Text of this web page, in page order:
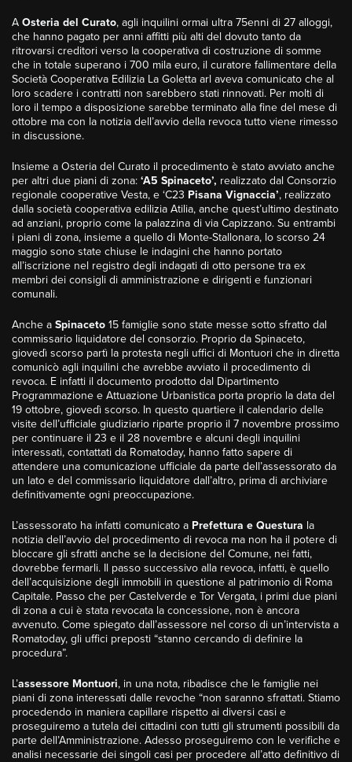
A Osteria del Curato, agli inquilini ormai ultra 75enni di 27 alloggi,
che hanno pagato per anni affitti più alti del dovuto tanto da
ritrovarsi creditori verso la cooperativa di costruzione di somme
che in totale superano i 700 mila euro, il curatore fallimentare della
Società Cooperativa Edilizia La Goletta arl aveva comunicato che al
loro scadere i contratti non sarebbero stati rinnovati. Per molti di
loro il tempo a disposizione sarebbe terminato alla fine del mese di
ottobre ma con la notizia dell’avvio della revoca tutto viene rimesso
in discussione.
Insieme a Osteria del Curato il procedimento è stato avviato anche
per altri due piani di zona: ‘A5 Spinaceto’, realizzato dal Consorzio
regionale cooperative Vesta, e ‘C23 Pisana Vignaccia’, realizzato
dalla società cooperativa edilizia Atilia, anche quest’ultimo destinato
ad anziani, proprio come la palazzina di via Capizzano. Su entrambi
i piani di zona, insieme a quello di Monte-Stallonara, lo scorso 24
maggio sono state chiuse le indagini che hanno portato
all’iscrizione nel registro degli indagati di otto persone tra ex
membri dei consigli di amministrazione e dirigenti e funzionari
comunali.
Anche a Spinaceto 15 famiglie sono state messe sotto sfratto dal
commissario liquidatore del consorzio. Proprio da Spinaceto,
giovedì scorso partì la protesta negli uffici di Montuori che in diretta
comunicò agli inquilini che avrebbe avviato il procedimento di
revoca. E infatti il documento prodotto dal Dipartimento
Programmazione e Attuazione Urbanistica porta proprio la data del
19 ottobre, giovedì scorso. In questo quartiere il calendario delle
visite dell’ufficiale giudiziario riparte proprio il 7 novembre prossimo
per continuare il 23 e il 28 novembre e alcuni degli inquilini
interessati, contattati da Romatoday, hanno fatto sapere di
attendere una comunicazione ufficiale da parte dell’assessorato da
un lato e del commissario liquidatore dall’altro, prima di archiviare
definitivamente ogni preoccupazione.
L’assessorato ha infatti comunicato a Prefettura e Questura la
notizia dell’avvio del procedimento di revoca ma non ha il potere di
bloccare gli sfratti anche se la decisione del Comune, nei fatti,
dovrebbe fermarli. Il passo successivo alla revoca, infatti, è quello
dell’acquisizione degli immobili in questione al patrimonio di Roma
Capitale. Passo che per Castelverde e Tor Vergata, i primi due piani
di zona a cui è stata revocata la concessione, non è ancora
avvenuto. Come spiegato dall’assessore nel corso di un’intervista a
Romatoday, gli uffici preposti “stanno cercando di definire la
procedura”.
L’assessore Montuori, in una nota, ribadisce che le famiglie nei
piani di zona interessati dalle revoche “non saranno sfrattati. Stiamo
procedendo in maniera capillare rispetto ai diversi casi e
proseguiremo a tutela dei cittadini con tutti gli strumenti possibili da
parte dell’Amministrazione. Adesso proseguiremo con le verifiche e
analisi necessarie dei singoli casi per procedere all’atto definitivo di